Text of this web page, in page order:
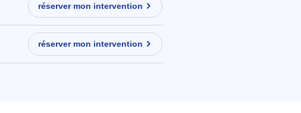
réserver mon intervention
réserver mon intervention